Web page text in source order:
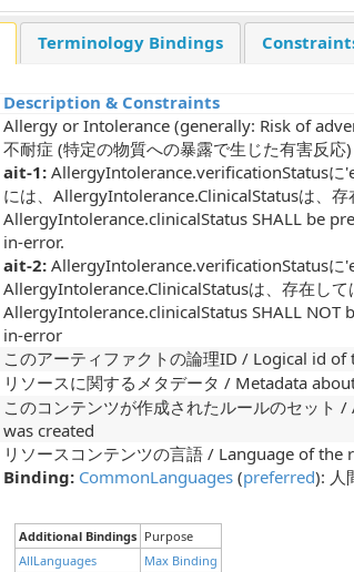
Terminology Bindings
Description & Constraints
Allergy or Intolerance (generally: Risk of
不耐症 (特定の物質への暴露で生じた有害反応)
ait-1:AllergyIntolerance.verificationStatusに
には、AllergyIntolerance.ClinicalStatusは、
AllergyIntolerance.clinicalStatus SHALL be
in-error.
ait-2:AllergyIntolerance.verificationStatusに
AllergyIntolerance.ClinicalStatusは、存在し
AllergyIntolerance.clinicalStatus SHALL
in-error
このアーティファクトの論理ID / Logical id
リソースに関するメタデータ / Metadata
このコンテンツが作成されたルールのセッ
was created
リソースコンテンツの言語 / Language of the
Binding: CommonLanguages (preferred): 人
Additional Bindings Purpose
AllLanguages
Max Binding